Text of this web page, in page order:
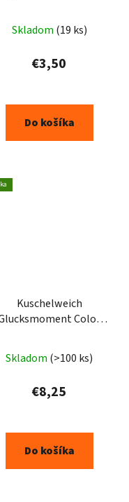
Skladom (19 ks)
€3,50
Do košíka
Kuschelweich
Color
Skladom (>100 ks)
€8,25
Do košíka